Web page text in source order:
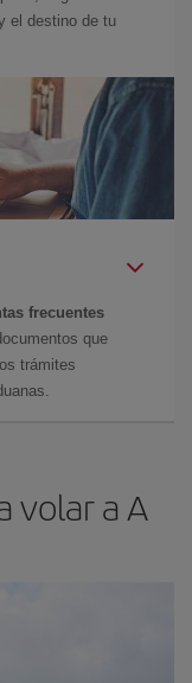
el destino de tu
frecuentes
que
trámites
volar a A